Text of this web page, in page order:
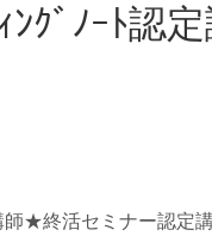
ﾝｸﾞﾉｰﾄ認
★終活セミナー認定